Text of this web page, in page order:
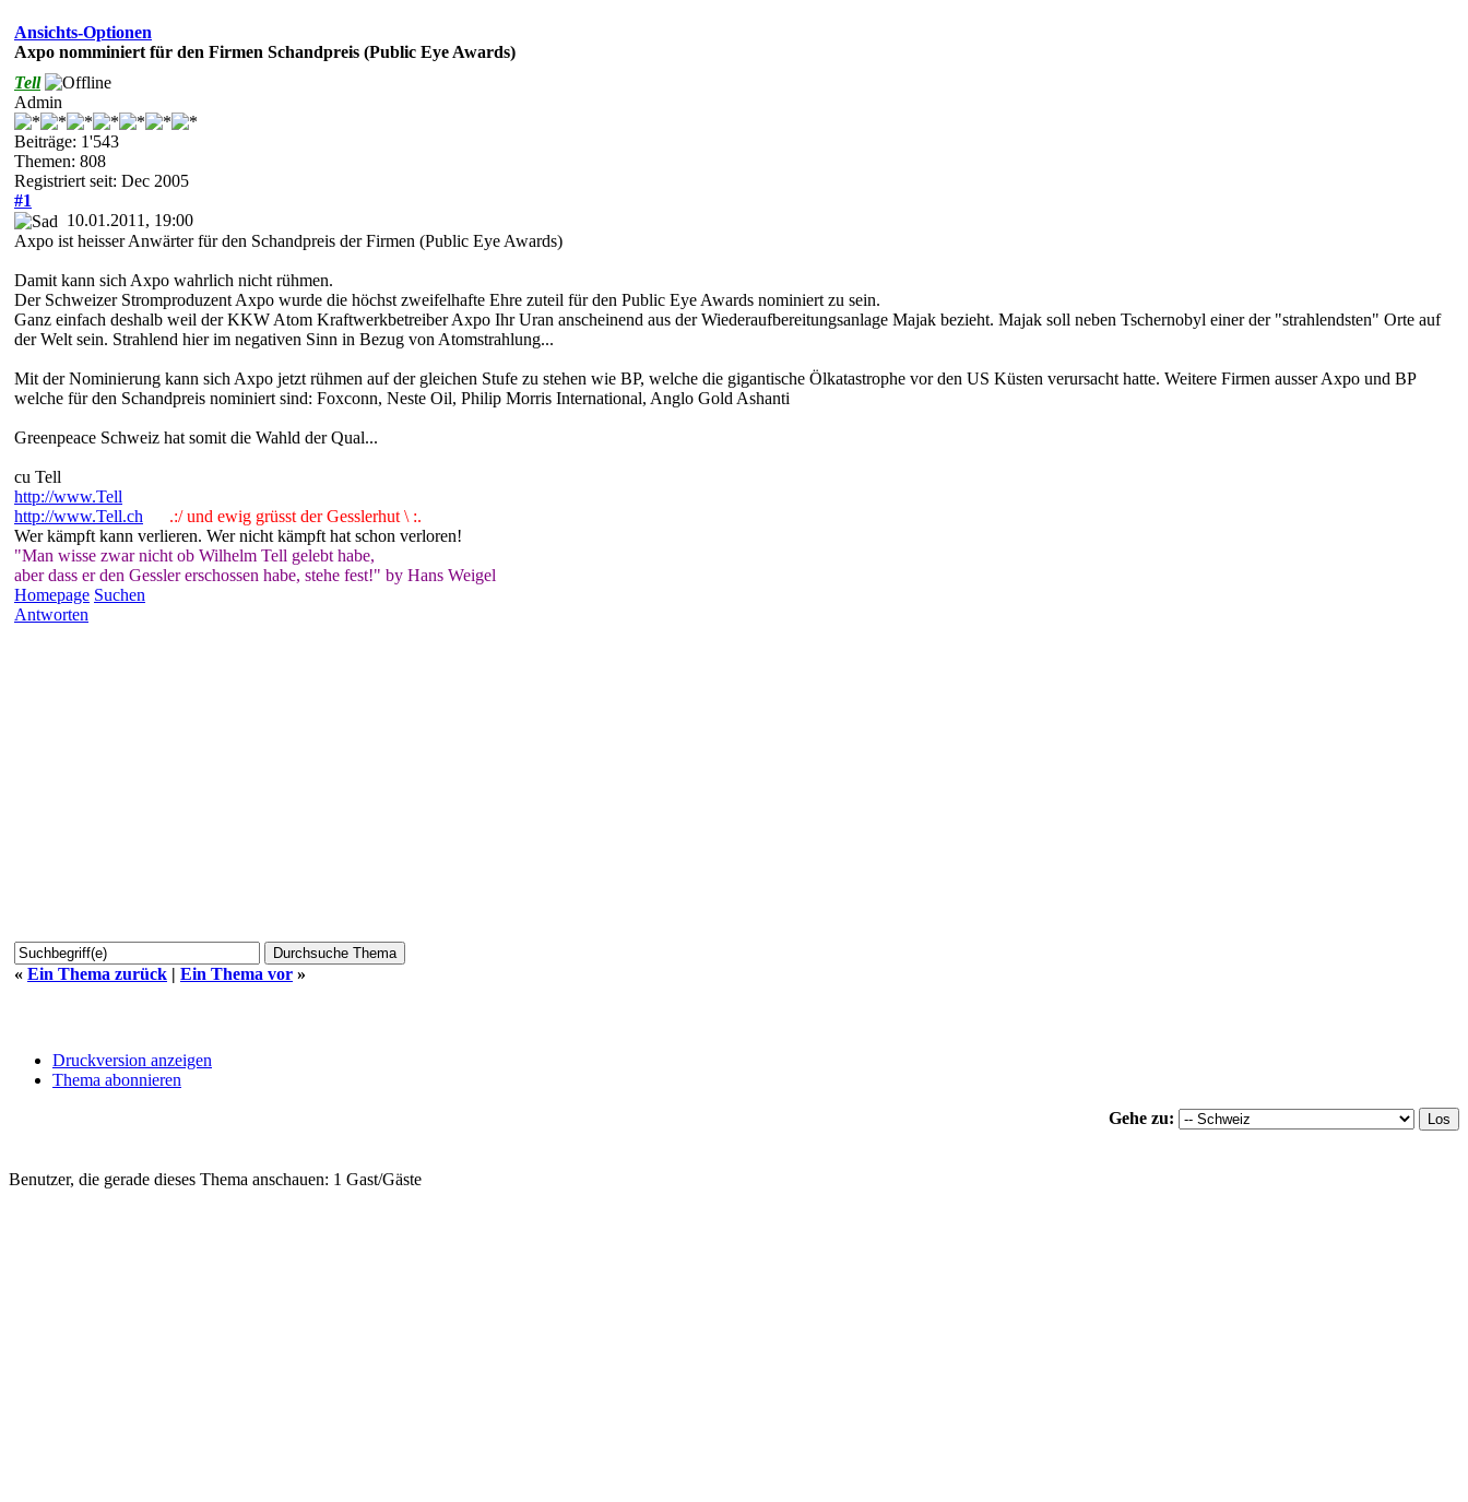
Ansichts-Optionen
Axpo nomminiert für den Firmen Schandpreis (Public Eye Awards)
Tell
Admin
Beiträge: 1'543
Themen: 808
Registriert seit: Dec 2005
#1
10.01.2011, 19:00
Axpo ist heisser Anwärter für den Schandpreis der Firmen (Public Eye Awards)
Damit kann sich Axpo wahrlich nicht rühmen.
Der Schweizer Stromproduzent Axpo wurde die höchst zweifelhafte Ehre zuteil für den Public Eye Awards nominiert zu sein.
Ganz einfach deshalb weil der KKW Atom Kraftwerkbetreiber Axpo Ihr Uran anscheinend aus der Wiederaufbereitungsanlage Majak bezieht. Majak soll neben Tschernobyl einer der "strahlendsten" Orte auf
der Welt sein. Strahlend hier im negativen Sinn in Bezug von Atomstrahlung...
Mit der Nominierung kann sich Axpo jetzt rühmen auf der gleichen Stufe zu stehen wie BP, welche die gigantische Ölkatastrophe vor den US Küsten verursacht hatte. Weitere Firmen ausser Axpo und BP
welche für den Schandpreis nominiert sind: Foxconn, Neste Oil, Philip Morris International, Anglo Gold Ashanti
Greenpeace Schweiz hat somit die Wahld der Qual...
cu Tell
http://www.Tell
http://www.Tell.ch
.:/ und ewig grüsst der Gesslerhut \ :.
Wer kämpft kann verlieren. Wer nicht kämpft hat schon verloren!
"Man wisse zwar nicht ob Wilhelm Tell gelebt habe,
aber dass er den Gessler erschossen habe, stehe fest!" by Hans Weigel
Homepage Suchen
Antworten
« Ein Thema zurück | Ein Thema vor »
Druckversion anzeigen
Thema abonnieren
Gehe zu:
Benutzer, die gerade dieses Thema anschauen: 1 Gast/Gäste